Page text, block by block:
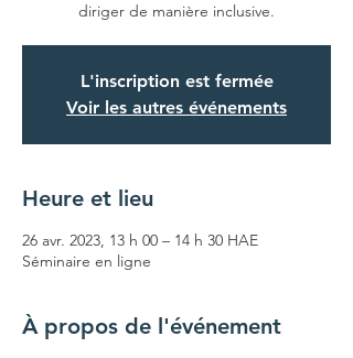
diriger de manière inclusive.
L'inscription est fermée
Voir les autres événements
Heure et lieu
26 avr. 2023, 13 h 00 – 14 h 30 HAE
Séminaire en ligne
À propos de l'événement